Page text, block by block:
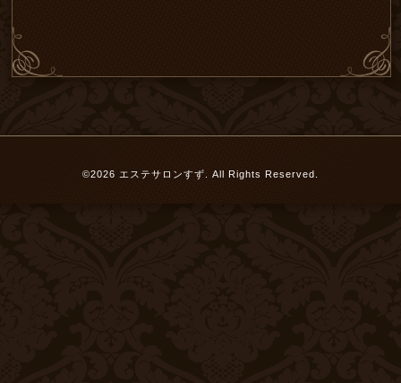
©2026 エステサロンすず . All Rights Reserved.